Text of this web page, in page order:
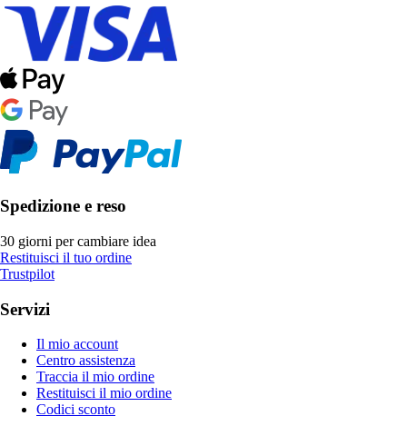
Spedizione e reso
30 giorni per cambiare idea
Restituisci il tuo ordine
Trustpilot
Servizi
Il mio account
Centro assistenza
Traccia il mio ordine
Restituisci il mio ordine
Codici sconto